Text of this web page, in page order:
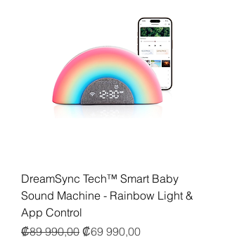
DreamSync Tech™ Smart Baby
Sound Machine - Rainbow Light &
App Control
Precio
₡89 990,00 Precio de oferta
₡69 990,00